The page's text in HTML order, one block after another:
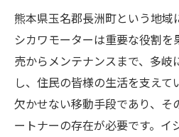
熊本県玉名郡長洲町という地域
シカワモーターは重要な役割を
売からメンテナンスまで、多
し、住民の皆様の生活を支えて
欠かせない移動手段であり、そ
ートナーの存在が必要です。イ